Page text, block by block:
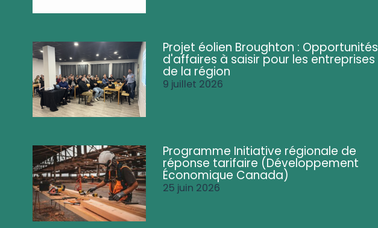
Projet éolien Broughton : Opportunités
d'affaires à saisir pour les entreprises
de la région
9 juillet 2026
Programme Initiative régionale de
réponse tarifaire (Développement
Économique Canada)
25 juin 2026